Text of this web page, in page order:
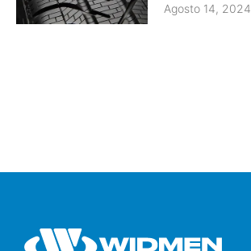
Agosto 14, 2024